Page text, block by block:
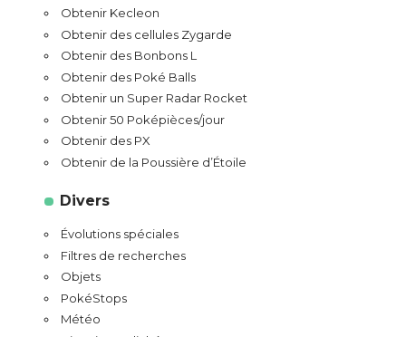
Obtenir Kecleon
Obtenir des cellules Zygarde
Obtenir des Bonbons L
Obtenir des Poké Balls
Obtenir un Super Radar Rocket
Obtenir 50 Poképièces/jour
Obtenir des PX
Obtenir de la Poussière d’Étoile
Divers
Évolutions spéciales
Filtres de recherches
Objets
PokéStops
Météo